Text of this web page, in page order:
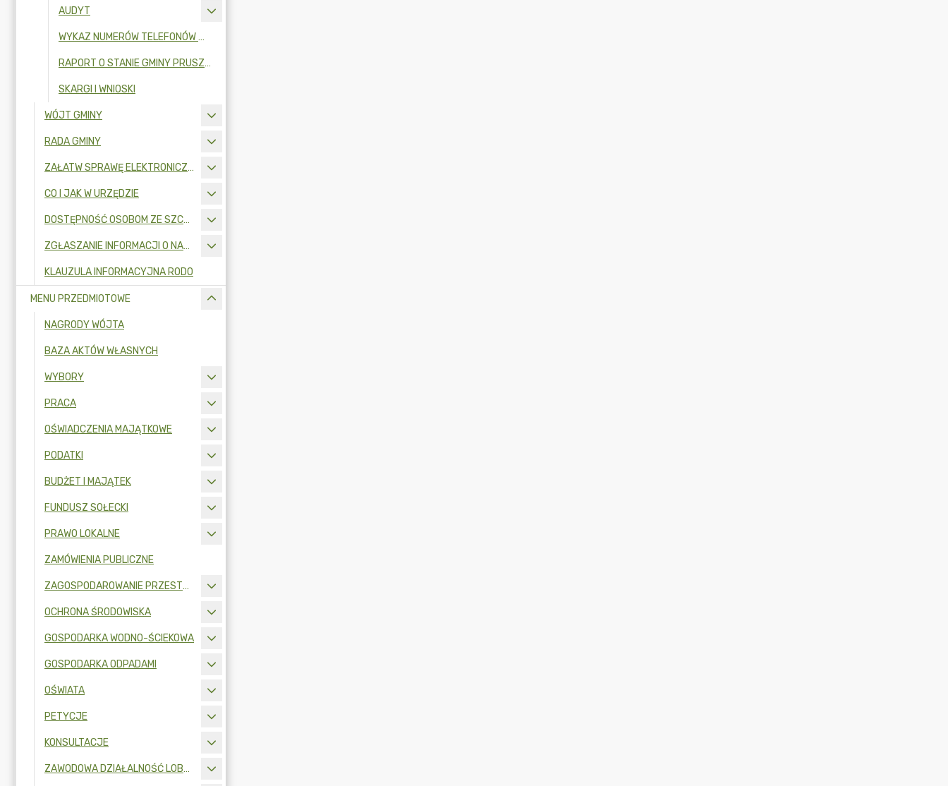
AUDYT
WYKAZ NUMERÓW TELEFONÓW W URZĘDZIE GMINY
RAPORT O STANIE GMINY PRUSZCZ GDAŃSKI
SKARGI I WNIOSKI
WÓJT GMINY
RADA GMINY
ZAŁATW SPRAWĘ ELEKTRONICZNIE
CO I JAK W URZĘDZIE
DOSTĘPNOŚĆ OSOBOM ZE SZCZEGÓLNYMI POTRZEBAMI
ZGŁASZANIE INFORMACJI O NARUSZENIU PRAWA I OCHRONA SYGNALISTÓW
KLAUZULA INFORMACYJNA RODO
MENU PRZEDMIOTOWE
NAGRODY WÓJTA
BAZA AKTÓW WŁASNYCH
WYBORY
PRACA
OŚWIADCZENIA MAJĄTKOWE
PODATKI
BUDŻET I MAJĄTEK
FUNDUSZ SOŁECKI
PRAWO LOKALNE
ZAMÓWIENIA PUBLICZNE
ZAGOSPODAROWANIE PRZESTRZENNE
OCHRONA ŚRODOWISKA
GOSPODARKA WODNO-ŚCIEKOWA
GOSPODARKA ODPADAMI
OŚWIATA
PETYCJE
KONSULTACJE
ZAWODOWA DZIAŁALNOŚĆ LOBBINGOWA